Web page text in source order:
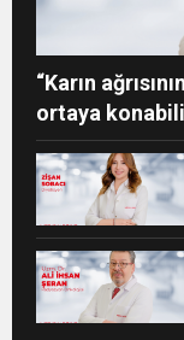
“Karın
ortaya